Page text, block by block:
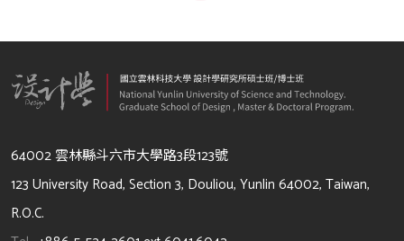
64002 雲林縣斗六市大學路3段123號
123 University Road, Section 3, Douliou, Yunlin 64002, Taiwan,
R.O.C.